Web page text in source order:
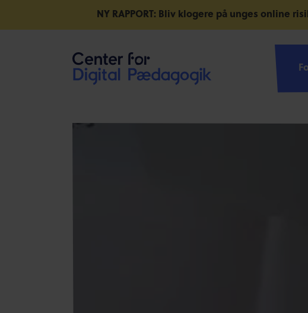
NY RAPPORT: Bliv klogere på unges online